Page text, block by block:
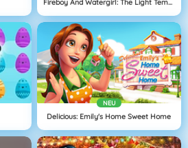
Fireboy And Watergirl: The Light Temple
NEU
Delicious: Emily's Home Sweet Home